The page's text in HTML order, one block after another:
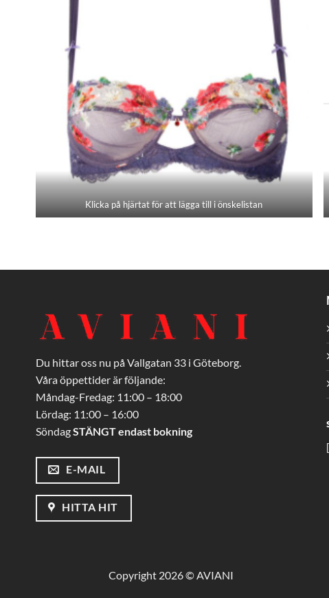
Klicka på hjärtat för att lägga till i önskelistan
Du hittar oss nu på Vallgatan 33 i Göteborg.
Våra öppettider är följande:
Måndag-Fredag: 11:00 – 18:00
Lördag: 11:00 – 16:00
SöndagSTÄNGT endast bokning
E-MAIL
HITTA HIT
Copyright 2026 © AVIANI